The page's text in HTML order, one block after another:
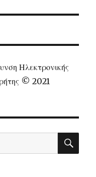
Ηλεκτρονικής
© 2021